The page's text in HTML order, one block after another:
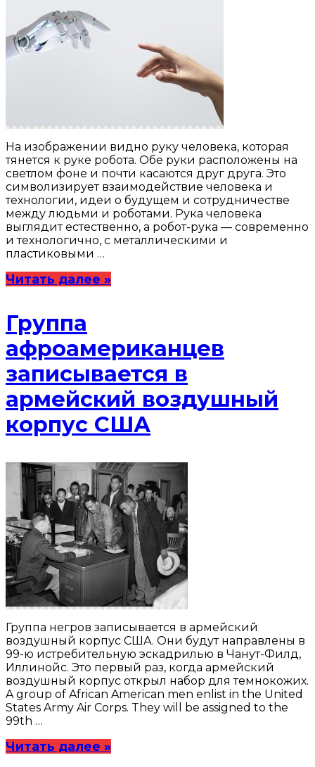
На изображении видно руку человека, которая
тянется к руке робота. Обе руки расположены на
светлом фоне и почти касаются друг друга. Это
символизирует взаимодействие человека и
технологии, идеи о будущем и сотрудничестве
между людьми и роботами. Рука человека
выглядит естественно, а робот-рука — современно
и технологично, с металлическими и
пластиковыми …
Читать далее »
Группа
афроамериканцев
записывается в
армейский воздушный
корпус США
Группа негров записывается в армейский
воздушный корпус США. Они будут направлены в
99-ю истребительную эскадрилью в Чанут-Филд,
Иллинойс. Это первый раз, когда армейский
воздушный корпус открыл набор для темнокожих.
A group of African American men enlist in the United
States Army Air Corps. They will be assigned to the
99th …
Читать далее »